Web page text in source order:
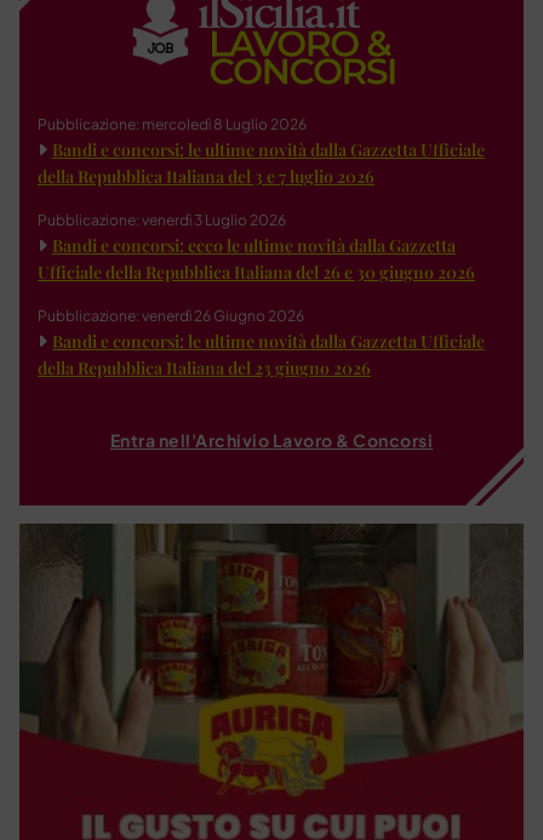
Pubblicazione: mercoledì 8 Luglio 2026
Bandi e concorsi: le ultime novità dalla Gazzetta Ufficiale
della Repubblica Italiana del 3 e 7 luglio 2026
Pubblicazione: venerdì 3 Luglio 2026
Bandi e concorsi: ecco le ultime novità dalla Gazzetta
Ufficiale della Repubblica Italiana del 26 e 30 giugno 2026
Pubblicazione: venerdì 26 Giugno 2026
Bandi e concorsi: le ultime novità dalla Gazzetta Ufficiale
della Repubblica Italiana del 23 giugno 2026
Entra nell'Archivio Lavoro & Concorsi